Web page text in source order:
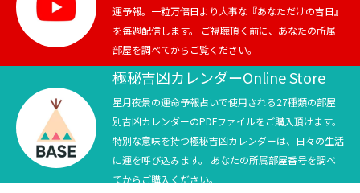
競馬
テニス四大大会・五輪
テニス四大大会・五輪
運予報。一粒万倍日より大事な『あなただけの吉日』
を毎週配信します。 ご視聴頂く前に、あなたの所属
部屋を調べてからご覧ください。
極秘吉凶カレンダーOnline Store
星月夜景の運命予報占いで使用される27種類の部屋
別吉凶カレンダーのPDFファイルをご購入頂けます。
特別な意味を持つ極秘吉凶カレンダーは、日々の生活
に運を呼び込みます。 あなたの所属部屋番号を調べ
てからご購入ください。